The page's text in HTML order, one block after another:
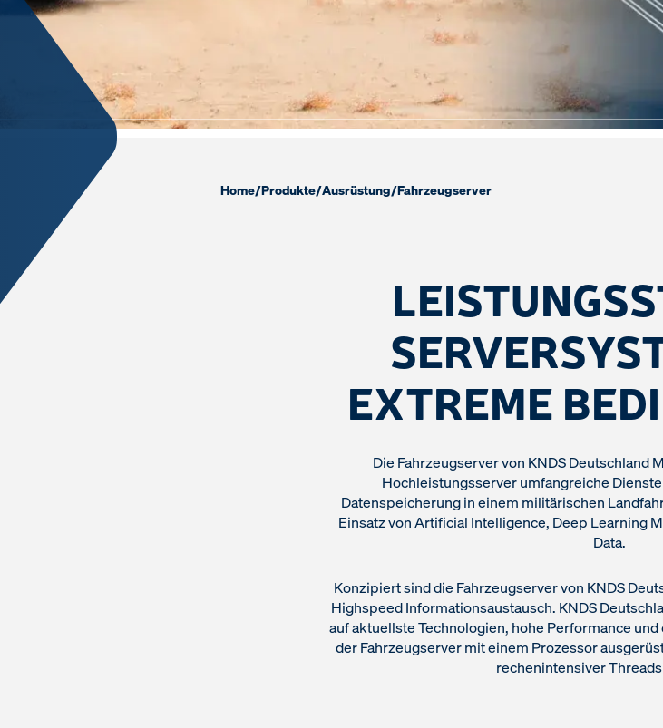
Home/Produkte/Ausrüstung/Fahrzeugserver
EXTREME
Die Fahrzeugserver von KNDS Deutschland
Hochleistungsserver umfangreiche
Datenspeicherung in einem militärischen
Einsatz von Artificial Intelligence, Deep Learning
Data.
Konzipiert sind die Fahrzeugserver von KNDS
Highspeed Informationsaustausch. KNDS
auf aktuellste Technologien, hohe Performance
der Fahrzeugserver mit einem Prozessor
rechenintensiver